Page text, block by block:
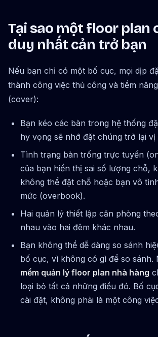
Tại sao một floor plan
duy nhất cản trở bạn
Nếu bạn chỉ có một bố cục, mọi dịp
thành công việc thủ công và tiềm
(cover):
Bạn kéo các bàn trong hệ thống
hy vọng sẽ nhớ đặt chúng trở lại vị
Tình trạng bàn trống trực tuyến
của bạn hiển thị sai số lượng chỗ,
không thể đặt chỗ hoặc bạn vô
mức (overbook).
Hai quản lý thiết lập căn phòng
nhau vào hai đêm khác nhau.
Bạn không thể dễ dàng so sánh
bố cục, vì không có gì để so sánh.
mềm quản lý floor plan nhà hàng
loại bỏ tất cả những điều đó. Bố
cài đặt, không phải là một công